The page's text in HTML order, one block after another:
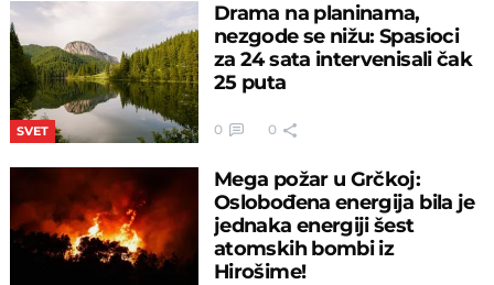
SVET
Drama na planinama,
nezgode se nižu: Spasioci
za 24 sata intervenisali čak
25 puta
0 0
Mega požar u Grčkoj:
Oslobođena energija bila je
jednaka energiji šest
atomskih bombi iz
Hirošime!